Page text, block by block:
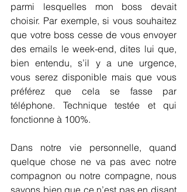
parmi lesquelles mon boss devait
choisir. Par exemple, si vous souhaitez
que votre boss cesse de vous envoyer
des emails le week-end, dites lui que,
bien entendu, s’il y a une urgence,
vous serez disponible mais que vous
préférez que cela se fasse par
téléphone. Technique testée et qui
fonctionne à 100%.
Dans notre vie personnelle, quand
quelque chose ne va pas avec notre
compagnon ou notre compagne, nous